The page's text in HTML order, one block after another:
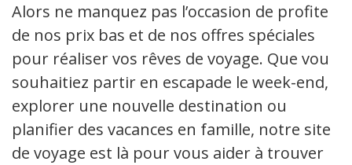
Alors ne manquez pas l’occasion de profiter
de nos prix bas et de nos offres spéciales
pour réaliser vos rêves de voyage. Que vous
souhaitiez partir en escapade le week-end,
explorer une nouvelle destination ou
planifier des vacances en famille, notre site
de voyage est là pour vous aider à trouver